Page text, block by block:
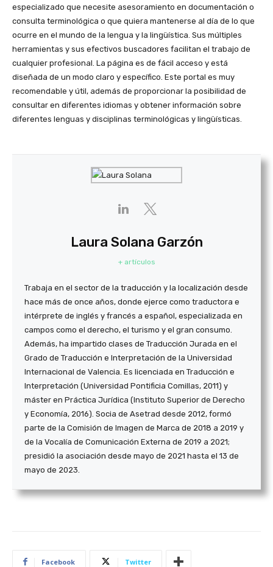
especializado que necesite asesoramiento en documentación o
consulta terminológica o que quiera mantenerse al día de lo que
ocurre en el mundo de la lengua y la lingüística. Sus múltiples
herramientas y sus efectivos buscadores facilitan el trabajo de
cualquier profesional. La página es de fácil acceso y está
diseñada de un modo claro y específico. Este portal es muy
recomendable y útil, además de proporcionar la posibilidad de
consultar en diferentes idiomas y obtener información sobre
diferentes lenguas y disciplinas terminológicas y lingüísticas.
Laura Solana Garzón
+ artículos
Trabaja en el sector de la traducción y la localización desde
hace más de once años, donde ejerce como traductora e
intérprete de inglés y francés a español, especializada en
campos como el derecho, el turismo y el gran consumo.
Además, ha impartido clases de Traducción Jurada en el
Grado de Traducción e Interpretación de la Universidad
Internacional de Valencia. Es licenciada en Traducción e
Interpretación (Universidad Pontificia Comillas, 2011) y
máster en Práctica Jurídica (Instituto Superior de Derecho
y Economía, 2016). Socia de Asetrad desde 2012, formó
parte de la Comisión de Imagen de Marca de 2018 a 2019 y
de la Vocalía de Comunicación Externa de 2019 a 2021;
presidió la asociación desde mayo de 2021 hasta el 13 de
mayo de 2023.
Facebook Twitter